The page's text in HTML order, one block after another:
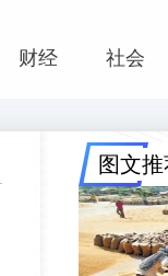
财经 社会
图文